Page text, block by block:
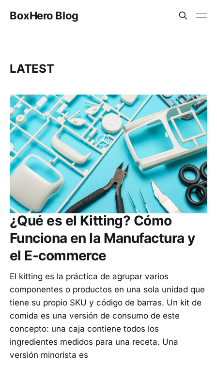
BoxHero Blog
LATEST
¿Qué es el Kitting? Cómo
Funciona en la Manufactura y
el E-commerce
El kitting es la práctica de agrupar varios
componentes o productos en una sola unidad que
tiene su propio SKU y código de barras. Un kit de
comida es una versión de consumo de este
concepto: una caja contiene todos los
ingredientes medidos para una receta. Una
versión minorista es